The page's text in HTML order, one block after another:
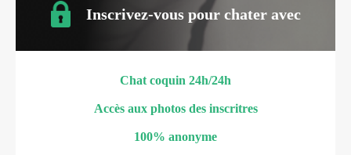
Inscrivez-vous pour chater avec
Chat coquin 24h/24h
Accès aux photos des inscritres
100% anonyme